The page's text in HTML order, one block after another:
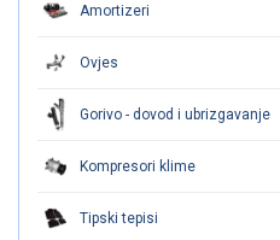
Amortizeri
Ovjes
Gorivo - dovod i ubrizgavanje
Kompresori klime
Tipski tepisi